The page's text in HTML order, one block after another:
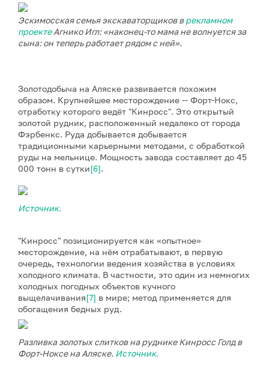
Эскимосская семья экскаваторщиков врекламном
проектеАгнико Игл: «наконец-то мама не волнуется за
сына: он теперь работает рядом с ней».
Золотодобыча на Аляске развивается похожим
образом. Крупнейшее месторождение -- Форт-Нокс,
отработку которого ведёт "Кинросс". Это открытый
золотой рудник, расположенный недалеко от города
Фэрбенкс. Руда добывается добывается
традиционными карьерными методами, с обработкой
руды на мельнице. Мощность завода составляет до 45
000 тонн в сутки[6].
Источник.
"Кинросс" позиционируется как «опытное»
месторождение, на нём отрабатывают, в первую
очередь, технологии ведения хозяйства в условиях
холодного климата. В частности, это один из немногих
холодных погодных объектов кучного
выщелачивания[7] в мире; метод применяется для
обогащения бедных руд.
Разливка золотых слитков на руднике Кинросс Голд в
Форт-Ноксе на Аляске. Источник.